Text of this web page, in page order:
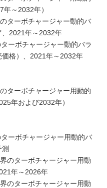
～2032年）
ターボチャージャー動的バ
、2021年～2032年
ーボチャージャー動的バラ
格）、2021年～2032年
ターボチャージャー用動的
年および2032年）
ーボチャージャー用動的バ
のターボチャージャー用動
年～2026年
のターボチャージャー用動